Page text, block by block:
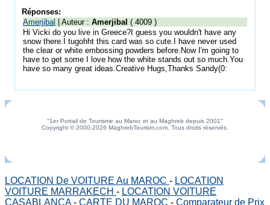
Réponses:
Amerjibal
| Auteur : Amerjibal ( 4009 )
Hi Vicki do you live in Greece?I guess you wouldn't have any
snow there.I tugohht this card was so cute.I have never used
the clear or white embossing powders before.Now I'm going to
have to get some I love how the white stands out so much.You
have so many great ideas.Creative Hugs,Thanks Sandy(0:
"1er Portail de Tourisme au Maroc et au Maghreb depuis 2001"
Copyright © 2000-2026 MaghrebTourism.com, Tous droits réservés.
LOCATION De VOITURE Au MAROC - LOCATION
VOITURE MARRAKECH - LOCATION VOITURE
CASABLANCA- CARTE DU MAROC - Comparateur de Prix